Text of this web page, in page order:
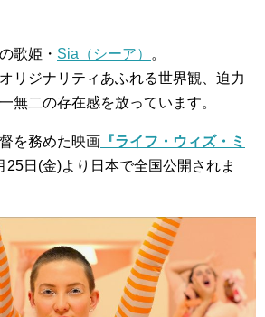
歌姫・ Sia（シーア）
。
リジナリティあふれる世界観、迫力
無二の存在感を放っています。
を務めた映画 『ライフ・ウィズ・ミ
25日(金)より日本で全国公開されま